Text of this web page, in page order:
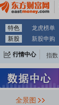
特色 龙虎榜单
新股
新股申购
行情中心 指数
全景图